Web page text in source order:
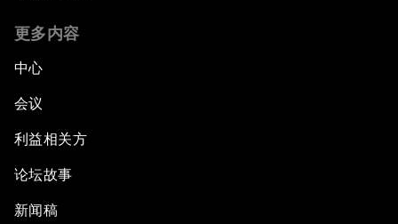
更多内容
中心
会议
利益相关方
论坛故事
新闻稿